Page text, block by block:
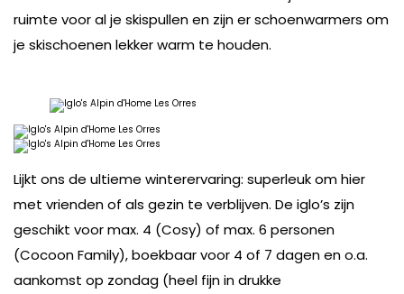
ruimte voor al je skispullen en zijn er schoenwarmers om
je skischoenen lekker warm te houden.
Lijkt ons de ultieme winterervaring: superleuk om hier
met vrienden of als gezin te verblijven. De iglo’s zijn
geschikt voor max. 4 (Cosy) of max. 6 personen
(Cocoon Family), boekbaar voor 4 of 7 dagen en o.a.
aankomst op zondag (heel fijn in drukke